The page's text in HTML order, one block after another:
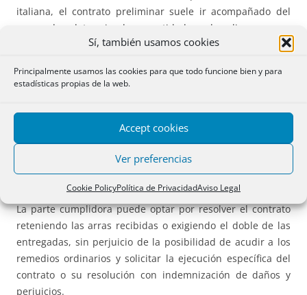
Sí, también usamos cookies
Principalmente usamos las cookies para que todo funcione bien y para
estadísticas propias de la web.
Accept cookies
Ver preferencias
Cookie PolicyPolítica de PrivacidadAviso Legal
italiana, el contrato preliminar suele ir acompañado del
pago de determinadas cantidades de dinero cuya
calificación jurídica reviste importancia tanto desde el
reguladas en elartículo 1385 del Código Civil italiano. Estas
cumplen una doble función: por un lado, refuerzan el
vínculo contractual y evidencian la seriedad del
compromiso asumido; por otro, constituyen un mecanismo
de autotutela en caso de incumplimiento.
La parte cumplidora puede optar por resolver el contrato
reteniendo las arras recibidas o exigiendo el doble de las
entregadas, sin perjuicio de la posibilidad de acudir a los
remedios ordinarios y solicitar la ejecución específica del
contrato o su resolución con indemnización de daños y
perjuicios.